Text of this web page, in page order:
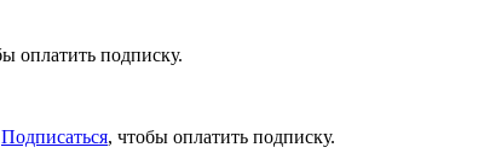
оплатить подписку.
Подписаться, чтобы оплатить подписку.